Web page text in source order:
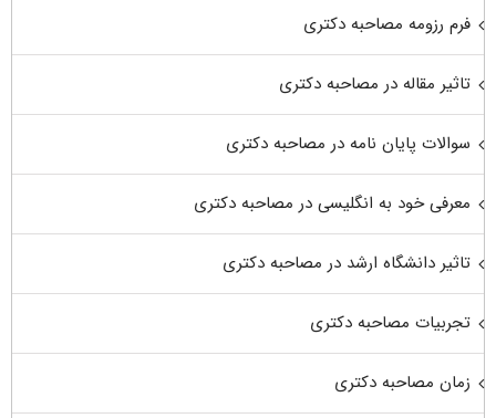
فرم رزومه مصاحبه دکتری
تاثیر مقاله در مصاحبه دکتری
سوالات پایان نامه در مصاحبه دکتری
معرفی خود به انگلیسی در مصاحبه دکتری
تاثیر دانشگاه ارشد در مصاحبه دکتری
تجربیات مصاحبه دکتری
زمان مصاحبه دکتری